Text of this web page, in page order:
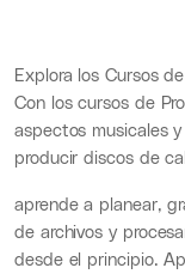
Explora los Cursos
Con los cursos de
aspectos musicales
producir discos de
aprende a planear,
de archivos y
desde el principio.